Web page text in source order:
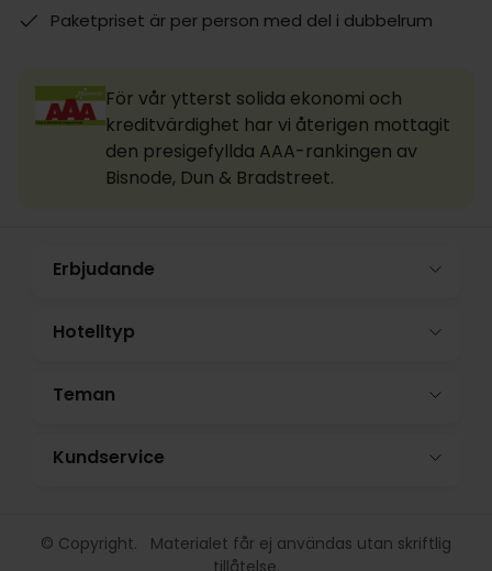
Paketpriset är per person med del i dubbelrum
För vår ytterst solida ekonomi och
kreditvärdighet har vi återigen mottagit
den presigefyllda AAA-rankingen av
Bisnode, Dun & Bradstreet.
Erbjudande
Hotelltyp
Teman
Kundservice
© Copyright. Materialet får ej användas utan skriftlig
tillåtelse.